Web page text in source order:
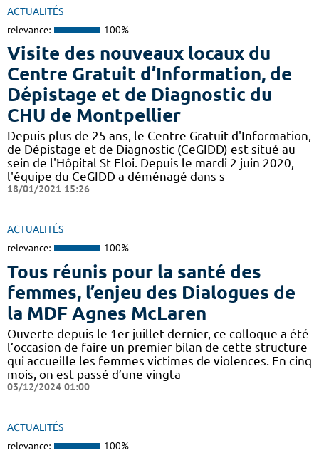
ACTUALITÉS
relevance: 100%
Visite des nouveaux locaux du
Centre Gratuit d’Information, de
Dépistage et de Diagnostic du
CHU de Montpellier
Depuis plus de 25 ans, le Centre Gratuit d'Information,
de Dépistage et de Diagnostic (CeGIDD) est situé au
sein de l'Hôpital St Eloi. Depuis le mardi 2 juin 2020,
l'équipe du CeGIDD a déménagé dans s
18/01/2021 15:26
ACTUALITÉS
relevance: 100%
Tous réunis pour la santé des
femmes, l’enjeu des Dialogues de
la MDF Agnes McLaren
Ouverte depuis le 1er juillet dernier, ce colloque a été
l’occasion de faire un premier bilan de cette structure
qui accueille les femmes victimes de violences. En cinq
mois, on est passé d’une vingta
03/12/2024 01:00
ACTUALITÉS
relevance: 100%